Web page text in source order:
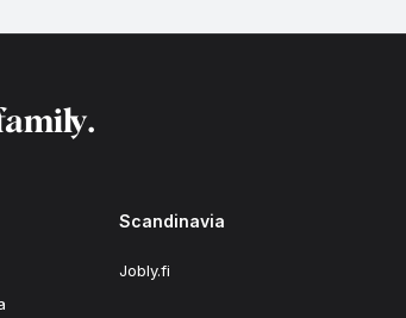
Scandinavia
Jobly.fi